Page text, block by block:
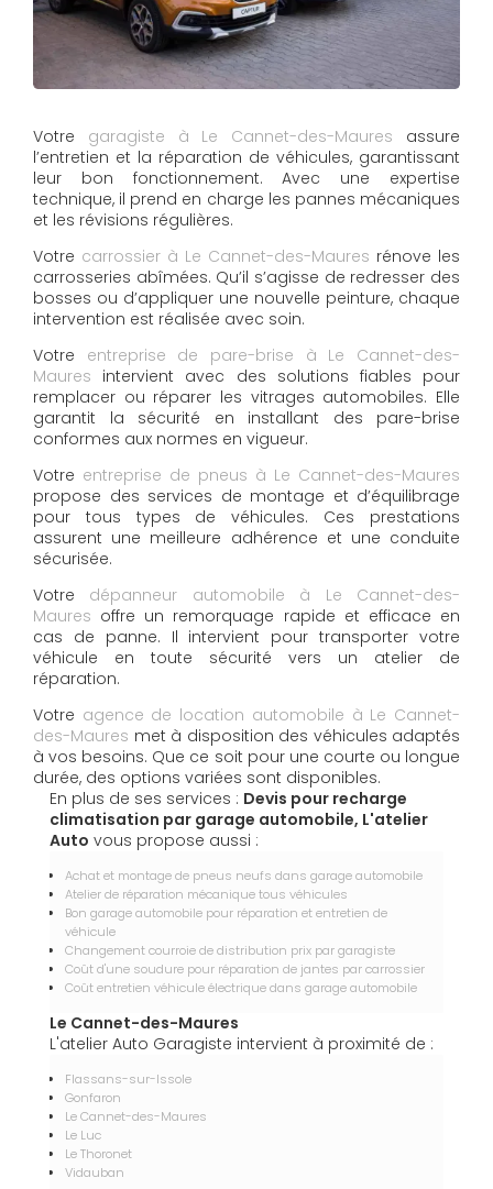
Votre garagiste à Le Cannet-des-Maures assure
l’entretien et la réparation de véhicules, garantissant
leur bon fonctionnement. Avec une expertise
technique, il prend en charge les pannes mécaniques
et les révisions régulières.
Votre carrossier à Le Cannet-des-Maures rénove les
carrosseries abîmées. Qu’il s’agisse de redresser des
bosses ou d’appliquer une nouvelle peinture, chaque
intervention est réalisée avec soin.
Votre entreprise de pare-brise à Le Cannet-des-
Maures intervient avec des solutions fiables pour
remplacer ou réparer les vitrages automobiles. Elle
garantit la sécurité en installant des pare-brise
conformes aux normes en vigueur.
Votre entreprise de pneus à Le Cannet-des-Maures
propose des services de montage et d’équilibrage
pour tous types de véhicules. Ces prestations
assurent une meilleure adhérence et une conduite
sécurisée.
Votre dépanneur automobile à Le Cannet-des-
Maures offre un remorquage rapide et efficace en
cas de panne. Il intervient pour transporter votre
véhicule en toute sécurité vers un atelier de
réparation.
Votre agence de location automobile à Le Cannet-
des-Maures met à disposition des véhicules adaptés
à vos besoins. Que ce soit pour une courte ou longue
durée, des options variées sont disponibles.
En plus de ses services : Devis pour recharge
climatisation par garage automobile, L'atelier
Auto vous propose aussi :
Achat et montage de pneus neufs dans garage automobile
Atelier de réparation mécanique tous véhicules
Bon garage automobile pour réparation et entretien de
véhicule
Changement courroie de distribution prix par garagiste
Coût d'une soudure pour réparation de jantes par carrossier
Coût entretien véhicule électrique dans garage automobile
Le Cannet-des-Maures
L'atelier Auto Garagiste intervient à proximité de :
Flassans-sur-Issole
Gonfaron
Le Cannet-des-Maures
Le Luc
Le Thoronet
Vidauban